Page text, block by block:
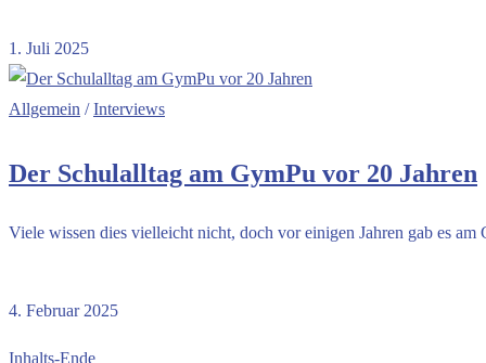
1. Juli 2025
Allgemein /Interviews
Der Schulalltag am GymPu vor 20 Jahren
Viele wissen dies vielleicht nicht, doch vor einigen Jahren gab es
4. Februar 2025
Inhalts-Ende